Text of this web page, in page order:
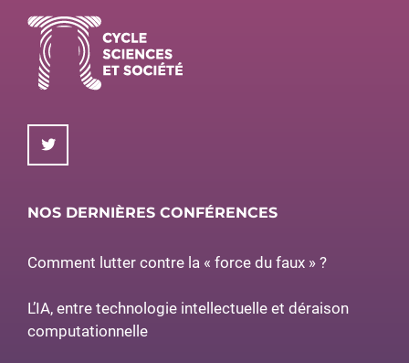
NOS DERNIÈRES CONFÉRENCES
Comment lutter contre la « force du faux » ?
L’IA, entre technologie intellectuelle et déraison
computationnelle